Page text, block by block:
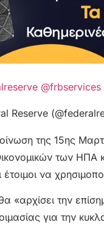
@frbservices
Reserve
της 15ης
των ΗΠΑ
να
«αρχίσει την
για την